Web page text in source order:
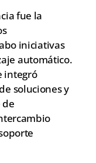
fue la
iniciativas
automático.
integró
soluciones y
de